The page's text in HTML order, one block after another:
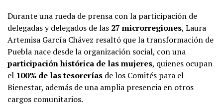
Durante una rueda de prensa con la participación de
delegadas y delegados de las 27 microrregiones, Laura
Artemisa García Chávez resaltó que la transformación de
Puebla nace desde la organización social, con una
participación histórica de las mujeres, quienes ocupan
el 100% de las tesorerías de los Comités para el
Bienestar, además de una amplia presencia en otros
cargos comunitarios.